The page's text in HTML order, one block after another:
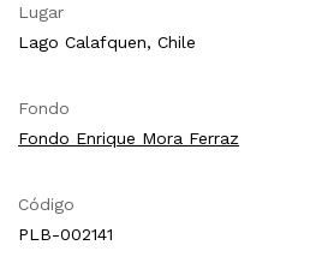
Lugar
Lago Calafquen, Chile
Fondo
Fondo Enrique Mora Ferraz
Código
PLB-002141